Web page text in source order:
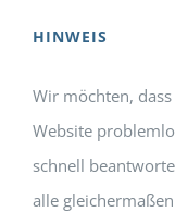
HINWEIS
Wir möchten,
Website
schnell
alle